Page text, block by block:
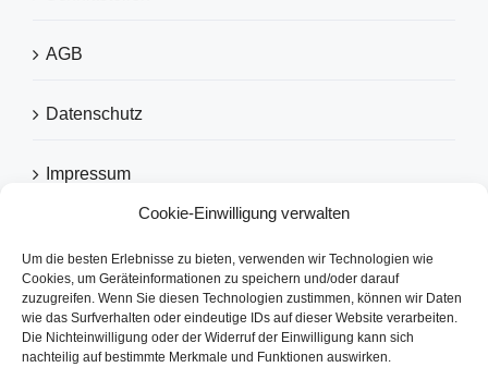
Cookie-Einwilligung verwalten
Um die besten Erlebnisse zu bieten, verwenden wir Technologien wie
Cookies, um Geräteinformationen zu speichern und/oder darauf
zuzugreifen. Wenn Sie diesen Technologien zustimmen, können wir Daten
wie das Surfverhalten oder eindeutige IDs auf dieser Website verarbeiten.
Die Nichteinwilligung oder der Widerruf der Einwilligung kann sich
nachteilig auf bestimmte Merkmale und Funktionen auswirken.
AGB
Datenschutz
Impressum
EMPFOHLEN VON